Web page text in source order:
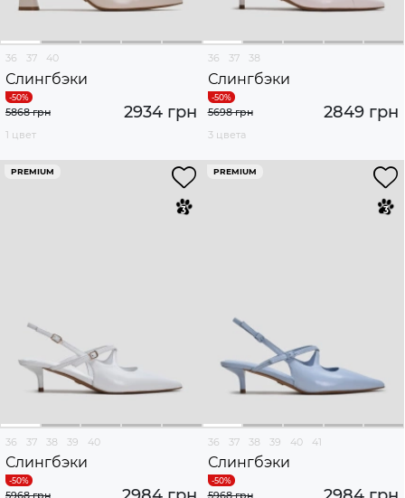
36 37 40
Слингбэки
2934 грн
5868 грн
1 цвет
36 37 38
Слингбэки
2849 грн
5698 грн
3 цвета
PREMIUM
36 37 38 39 40
Слингбэки
5968 грн
PREMIUM
36 37 38 39 40 41
Слингбэки
5968 грн